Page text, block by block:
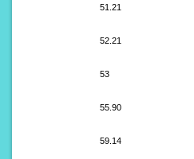
51.21
52.21
53
55.90
59.14